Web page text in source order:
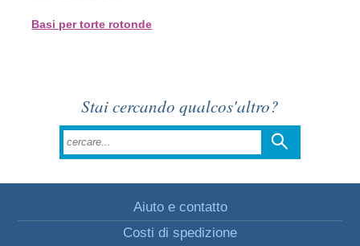
Basi per torte rotonde
Stai cercando qualcos'altro?
Aiuto e contatto
Costi di spedizione